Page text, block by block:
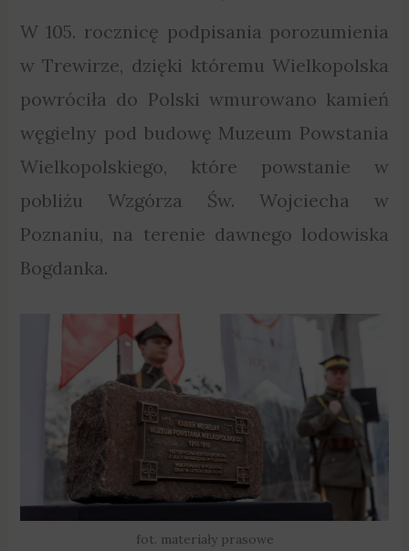
W 105. rocznicę podpisania porozumienia
w Trewirze, dzięki któremu Wielkopolska
powróciła do Polski wmurowano kamień
węgielny pod budowę Muzeum Powstania
Wielkopolskiego, które powstanie w
pobliżu Wzgórza Św. Wojciecha w
Poznaniu, na terenie dawnego lodowiska
Bogdanka.
fot. materiały prasowe